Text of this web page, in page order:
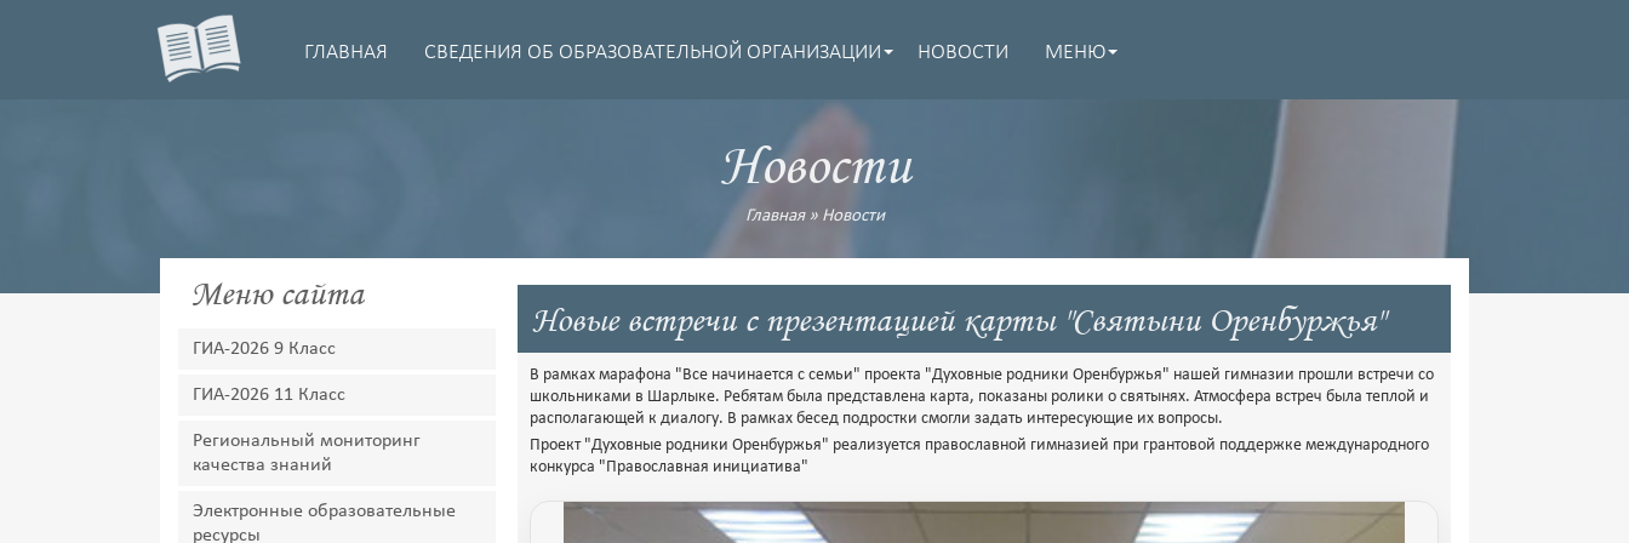
ГЛАВНАЯ СВЕДЕНИЯ ОБ ОБРАЗОВАТЕЛЬНОЙ ОРГАНИЗАЦИИ НОВОСТИ МЕНЮ
Новости
Главная» Новости
Меню сайта
ГИА-2026 9 Класс
ГИА-2026 11 Класс
Региональный мониторинг
качества знаний
Электронные образовательные
ресурсы
Новые встречи с презентацией карты "Святыни Оренбуржья"
В рамках марафона "Все начинается с семьи" проекта "Духовные родники Оренбуржья" нашей гимназии прошли встречи со
школьниками в Шарлыке. Ребятам была представлена карта, показаны ролики о святынях. Атмосфера встреч была теплой и
располагающей к диалогу. В рамках бесед подростки смогли задать интересующие их вопросы.
Проект "Духовные родники Оренбуржья" реализуется православной гимназией при грантовой поддержке международного
конкурса "Православная инициатива"